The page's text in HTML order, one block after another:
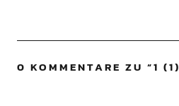
0 KOMMENTARE ZU “1 (1)